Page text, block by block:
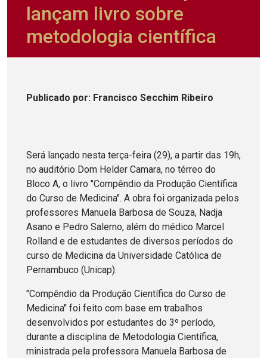
lançam livro sobre
metodologia científica
Publicado por: Francisco Secchim Ribeiro
Será lançado nesta terça-feira (29), a partir das 19h,
no auditório Dom Helder Camara, no térreo do
Bloco A, o livro "Compêndio da Produção Científica
do Curso de Medicina". A obra foi organizada pelos
professores Manuela Barbosa de Souza, Nadja
Asano e Pedro Salerno, além do médico Marcel
Rolland e de estudantes de diversos períodos do
curso de Medicina da Universidade Católica de
Pernambuco (Unicap).
"Compêndio da Produção Científica do Curso de
Medicina" foi feito com base em trabalhos
desenvolvidos por estudantes do 3º período,
durante a disciplina de Metodologia Científica,
ministrada pela professora Manuela Barbosa de